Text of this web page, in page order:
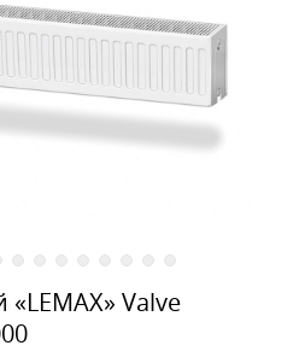
Valve